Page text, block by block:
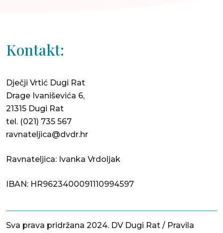
Kontakt:
Dječji Vrtić Dugi Rat
Drage Ivaniševića 6,
21315 Dugi Rat
tel. (021) 735 567
ravnateljica@dvdr.hr
Ravnateljica: Ivanka Vrdoljak
IBAN: HR9623400091110994597
Sva prava pridržana 2024. DV Dugi Rat / Pravila